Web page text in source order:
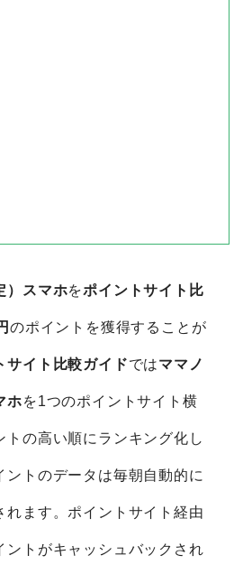
）スマホをポイントサイト比
のポイントを獲得することが
サイト比較ガイドではママノ
ホを1つのポイントサイト横
トの高い順にランキング化し
ントのデータは毎朝自動的に
れます。ポイントサイト経由
ントがキャッシュバックされ